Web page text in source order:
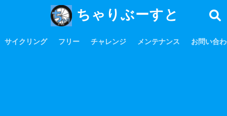
ちゃりぶーすと
サイクリング フリー チャレンジ メンテナンス お問い合